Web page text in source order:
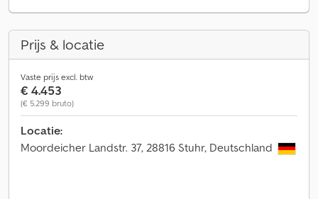
Prijs & locatie
Vaste prijs excl. btw
€ 4.453
(€ 5.299 bruto)
Locatie:
Moordeicher Landstr. 37, 28816 Stuhr, Deutschland